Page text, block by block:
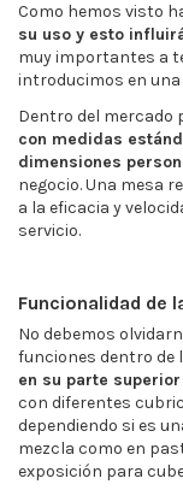
Como hemos visto
su uso y esto
muy importantes a
introducimos en
Dentro del mercado
con medidas
dimensiones
negocio. Una mesa
a la eficacia y
servicio.
Funcionalidad de
No debemos
funciones dentro de
en su parte
con diferentes
dependiendo si es
mezcla como en
exposición para